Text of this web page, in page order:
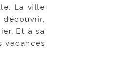
La ville
découvrir,
Et à sa
vacances